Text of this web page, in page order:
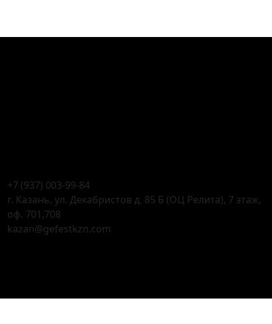
+7 (937) 003-99-84
г. Казань, ул. Декабристов д. 85 Б (ОЦ Релита), 7 этаж,
оф. 701,708
kazan@gefestkzn.com